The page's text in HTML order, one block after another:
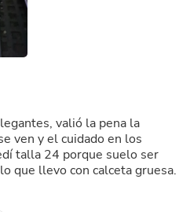
valió la pena la
ven y el cuidado en los
talla 24 porque suelo ser
que llevo con calceta gruesa.